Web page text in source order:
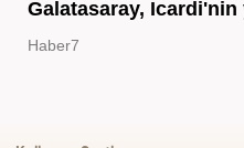
Galatasaray, Icardi'nin
Haber7